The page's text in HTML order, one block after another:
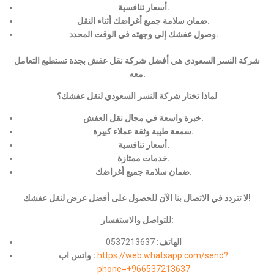
أسعار تنافسية.
ضمان سلامة جميع أغراضك أثناء النقل.
وصول عفشك إلى وجهته في الوقت المحدد.
شركة النسر السعودي هي أفضل شركة نقل عفش بجدة تستطيع التعامل
معه.
لماذا تختار شركة النسر السعودي لنقل عفشك؟
خبرة واسعة في مجال نقل العفش.
سمعة طيبة وثقة عملاء كبيرة.
أسعار تنافسية.
خدمات ممتازة.
ضمان سلامة جميع أغراضك.
لا تتردد في الاتصال بنا الآن للحصول على أفضل عرض لنقل عفشك!
للتواصل والاستفسار:
الهاتف: 0537213637
واتس اب : https://web.whatsapp.com/send?
phone=+966537213637